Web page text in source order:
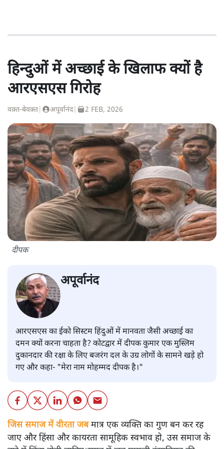
हिन्दुओं में अच्छाई के खिलाफ क्यों है
आरएसएस गिरोह
वक़्त-बेवक़्त अपूर्वानंद| 2 FEB, 2026
दीपक
अपूर्वानंद
आरएसएस का ईको सिस्टम हिंदुओं में मानवता जैसी अच्छाई का
दमन क्यों करना चाहता है? कोटद्वार में दीपक कुमार एक मुस्लिम
दुकानदार की रक्षा के लिए बजरंग दल के उग्र लोगों के सामने खड़े हो
गए और कहा- "मेरा नाम मोहम्मद दीपक है।"
जिस समाज में वीरता जबमात्र एक व्यक्ति का गुण बन कर रह
जाए और हिंसा और कायरता सामूहिक स्वभाव हो, उस समाज के